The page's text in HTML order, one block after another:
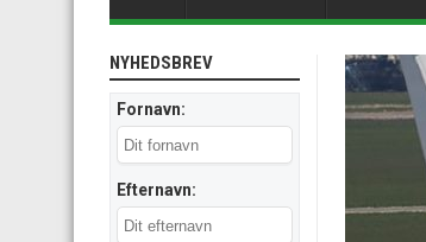
NYHEDSBREV
Fornavn:
Efternavn: